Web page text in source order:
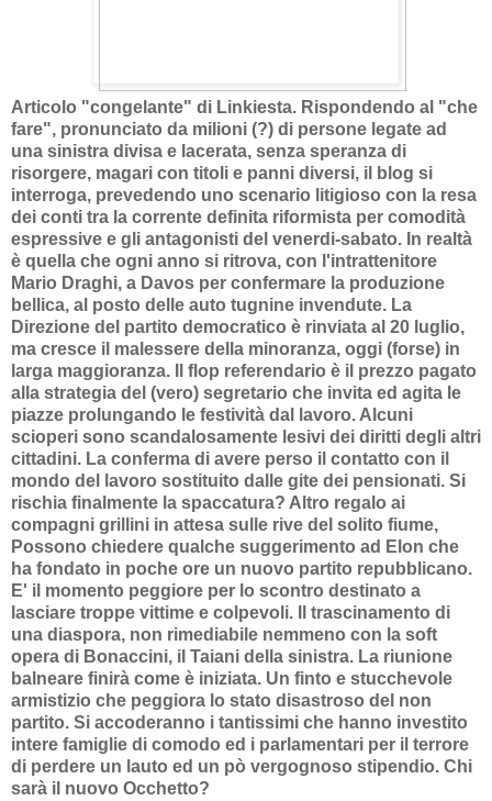
Articolo "congelante" di Linkiesta. Rispondendo al "che
fare", pronunciato da milioni (?) di persone legate ad
una sinistra divisa e lacerata, senza speranza di
risorgere, magari con titoli e panni diversi, il blog si
interroga, prevedendo uno scenario litigioso con la resa
dei conti tra la corrente definita riformista per comodità
espressive e gli antagonisti del venerdi-sabato. In realtà
è quella che ogni anno si ritrova, con l'intrattenitore
Mario Draghi, a Davos per confermare la produzione
bellica, al posto delle auto tugnine invendute. La
Direzione del partito democratico è rinviata al 20 luglio,
ma cresce il malessere della minoranza, oggi (forse) in
larga maggioranza. Il flop referendario è il prezzo pagato
alla strategia del (vero) segretario che invita ed agita le
piazze prolungando le festività dal lavoro. Alcuni
scioperi sono scandalosamente lesivi dei diritti degli altri
cittadini. La conferma di avere perso il contatto con il
mondo del lavoro sostituito dalle gite dei pensionati. Si
rischia finalmente la spaccatura? Altro regalo ai
compagni grillini in attesa sulle rive del solito fiume,
Possono chiedere qualche suggerimento ad Elon che
ha fondato in poche ore un nuovo partito repubblicano.
E' il momento peggiore per lo scontro destinato a
lasciare troppe vittime e colpevoli. Il trascinamento di
una diaspora, non rimediabile nemmeno con la soft
opera di Bonaccini, il Taiani della sinistra. La riunione
balneare finirà come è iniziata. Un finto e stucchevole
armistizio che peggiora lo stato disastroso del non
partito. Si accoderanno i tantissimi che hanno investito
intere famiglie di comodo ed i parlamentari per il terrore
di perdere un lauto ed un pò vergognoso stipendio. Chi
sarà il nuovo Occhetto?